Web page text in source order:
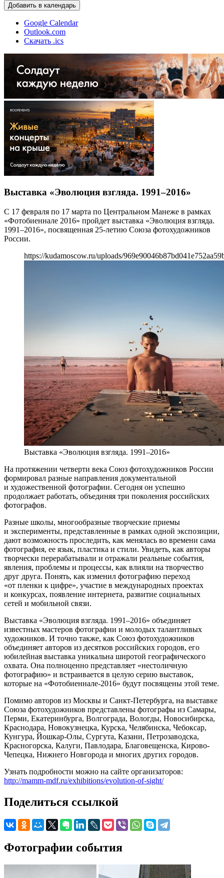
Добавить в календарь
Google Calendar
Outlook.com
Скачать .ics
Выставка «Эволюция взгляда. 1991–2016»
С 17 февраля по 17 марта по Центральном Манеже в рамках
«Фотобиеннале 2016» пройдет выставка «Эволюция взгляда.
1991–2016», посвященная 25-летию Союза фотохудожников
России.
https://kudamoscow.ru/uploads/
Выставка «Эволюция взгляда. 1991–2016»
На протяжении четверти века Союз фотохудожников России
формировал разные направления документальной
и художественной фотографии. Сегодня он успешно
продолжает работать, объединяя три поколения российских
фотографов.
Разные школы, многообразные творческие приемы
и эксперименты, представленные в рамках одной экспозиции,
дают возможность проследить, как менялась во времени сама
фотография, ее язык, пластика и стили. Увидеть, как авторы
творчески перерабатывали и отражали реальные события,
явления, проблемы и процессы, как влияли на творчество
друг друга. Понять, как изменил фотографию переход
«от пленки к цифре», участие в международных проектах
и конкурсах, появление интернета, развитие социальных
сетей и мобильной связи.
Выставка «Эволюция взгляда. 1991–2016» объединяет
известных мастеров фотографии и молодых талантливых
художников. И точно также, как Союз фотохудожников
объединяет авторов из десятков российских городов, его
юбилейная выставка уникальна широтой географического
охвата. Она полноценно представляет «нестоличную
фотографию» и встраивается в целую серию выставок,
которые на «Фотобиеннале-2016» будут посвящены этой теме.
Помимо авторов из Москвы и Санкт-Петербурга, на выставке
Союза фотохудожников представлены фотографы из Самары,
Перми, Екатеринбурга, Волгограда, Вологды, Новосибирска,
Краснодара, Новокузнецка, Курска, Челябинска, Чебоксар,
Кунгура, Йошкар-Олы, Сургута, Казани, Петрозаводска,
Красногорска, Калуги, Павлодара, Благовещенска, Кирово-
Чепецка, Нижнего Новгорода и многих других городов.
Узнать подробности можно на сайте организаторов:
http://mamm-mdf.ru/exhibitions/evolution-of-sight/
Поделиться ссылкой
Фотографии события